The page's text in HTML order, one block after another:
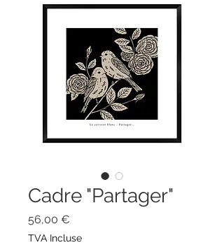
Cadre "Partager"
56,00 €
TVA Incluse